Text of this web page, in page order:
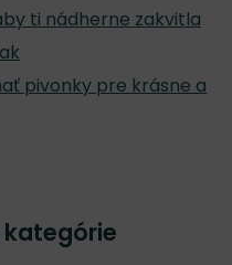
ti nádherne zakvitla
pivonky pre krásne a